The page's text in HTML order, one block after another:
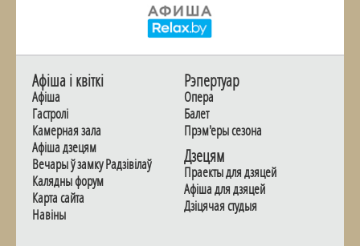
Афiша i квiткi
Афiша
Гастролi
Камерная зала
Афiша дзецям
Вечары ў замку Радзiвiлаў
Калядны форум
Карта сайта
Навiны
Рэпертуар
Опера
Балет
Прэм'еры сезона
Дзецям
Праекты для дзяцей
Афiша для дзяцей
Дзiцячая студыя